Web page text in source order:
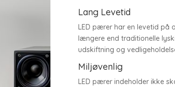
Lang Levetid
LED pærer har en levetid på
længere end traditionelle
udskiftning og
Miljøvenlig
LED pærer indeholder ikke